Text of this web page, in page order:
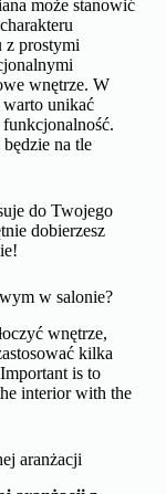
. W połączeniu
w stylu
nas w
w
ten styl warto
z
może stanowić
prostymi
wnętrze. W
na tle
do Twojego